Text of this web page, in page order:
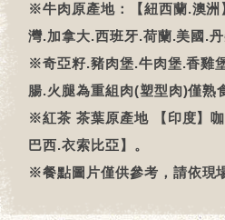
※牛肉原產地：【紐西蘭.澳
灣.加拿大.西班牙.荷蘭.美國.丹
※奇亞籽.豬肉堡.牛肉堡.香雞
腸.火腿為重組肉(塑型肉)僅熟
※紅茶 茶葉原產地 【印度】
巴西.衣索比亞】。
※餐點圖片僅供參考，請依現